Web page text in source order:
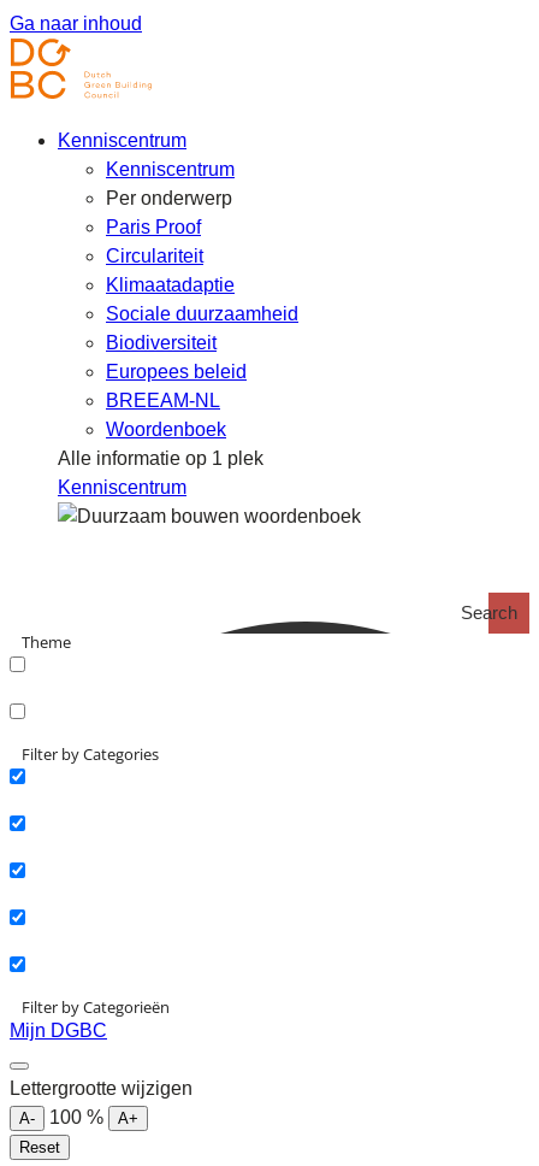
Ga naar inhoud
Kenniscentrum
Kenniscentrum
Per onderwerp
Paris Proof
Circulariteit
Klimaatadaptie
Sociale duurzaamheid
Biodiversiteit
Europees beleid
BREEAM-NL
Woordenboek
Alle informatie op 1 plek
Kenniscentrum
Search
Theme
Filter by Categories
Filter by Categorieën
Mijn DGBC
Lettergrootte wijzigen
A- 100 %
A+
Reset